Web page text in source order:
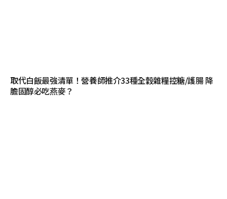
取代白飯最強清單！營養師推介33種全穀雜糧控糖/護腸 降
膽固醇必吃燕麥？